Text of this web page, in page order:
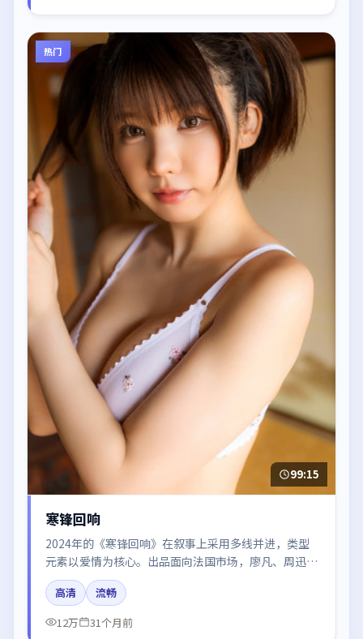
热门
99:15
寒锋回响
2024年的《寒锋回响》在叙事上采用多线并进，类型
元素以爱情为核心。出品面向法国市场，廖凡、周迅、
张译、肖战、梁朝伟所饰角色推动关键反转，结尾留白
引发讨论。
高清
流畅
12万
31个月前